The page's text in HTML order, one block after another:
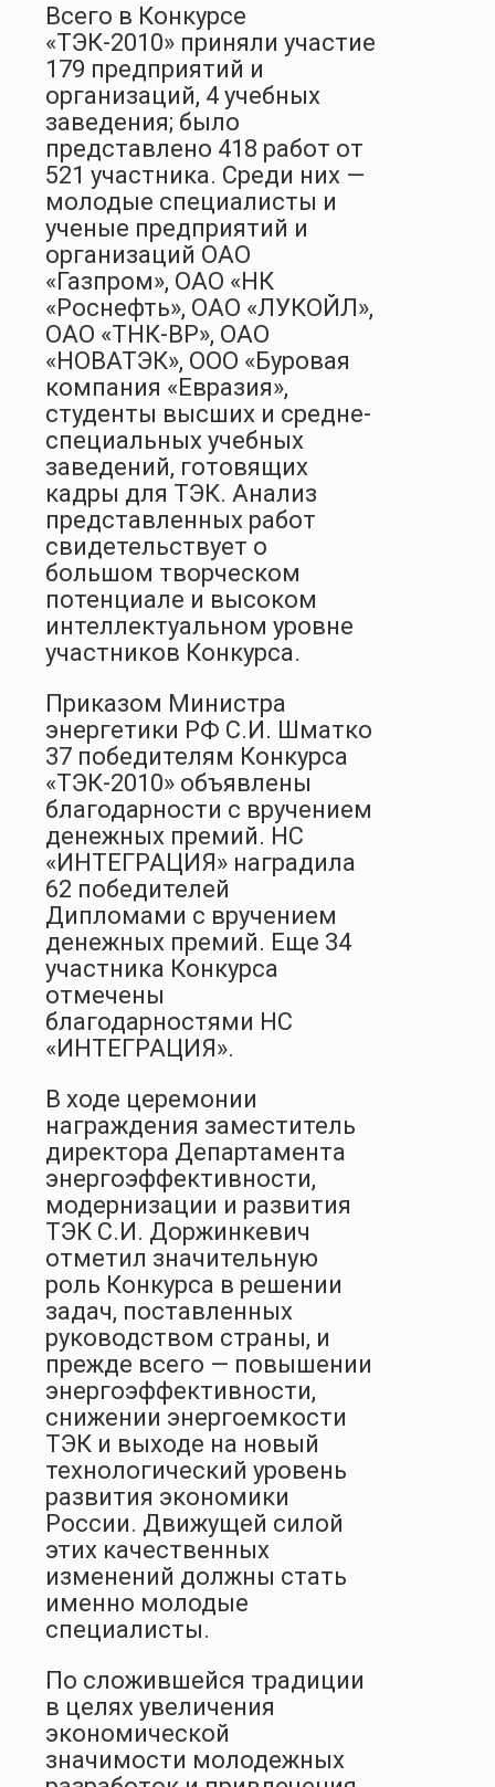
Всего в Конкурсе
«ТЭК-2010» приняли участие
179 предприятий и
организаций, 4 учебных
заведения; было
представлено 418 работ от
521 участника. Среди них —
молодые специалисты и
ученые предприятий и
организаций ОАО
«Газпром», ОАО «НК
«Роснефть», ОАО «ЛУКОЙЛ»,
ОАО «ТНК-ВР», ОАО
«НОВАТЭК», ООО «Буровая
компания «Евразия»,
студенты высших и средне-
специальных учебных
заведений, готовящих
кадры для ТЭК. Анализ
представленных работ
свидетельствует о
большом творческом
потенциале и высоком
интеллектуальном уровне
участников Конкурса.
Приказом Министра
энергетики РФ С.И. Шматко
37 победителям Конкурса
«ТЭК-2010» объявлены
благодарности с вручением
денежных премий. НС
«ИНТЕГРАЦИЯ» наградила
62 победителей
Дипломами с вручением
денежных премий. Еще 34
участника Конкурса
отмечены
благодарностями НС
«ИНТЕГРАЦИЯ».
В ходе церемонии
награждения заместитель
директора Департамента
энергоэффективности,
модернизации и развития
ТЭК С.И. Доржинкевич
отметил значительную
роль Конкурса в решении
задач, поставленных
руководством страны, и
прежде всего — повышении
энергоэффективности,
снижении энергоемкости
ТЭК и выходе на новый
технологический уровень
развития экономики
России. Движущей силой
этих качественных
изменений должны стать
именно молодые
специалисты.
По сложившейся традиции
в целях увеличения
экономической
значимости молодежных